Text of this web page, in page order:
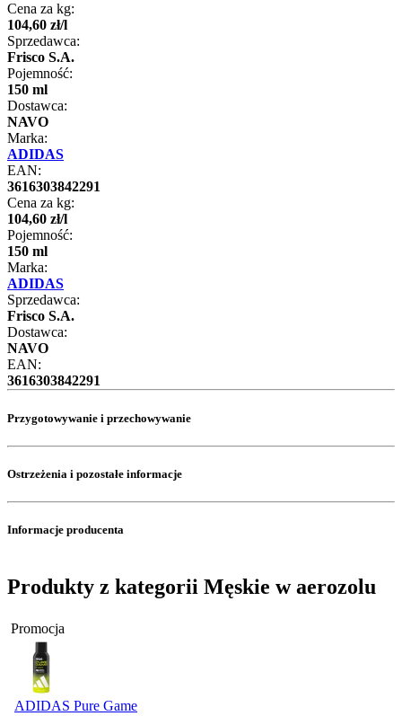
Cena za kg:
104,60 zł/l
Sprzedawca:
Frisco S.A.
Pojemność:
150 ml
Dostawca:
NAVO
Marka:
ADIDAS
EAN:
3616303842291
Cena za kg:
104,60 zł/l
Pojemność:
150 ml
Marka:
ADIDAS
Sprzedawca:
Frisco S.A.
Dostawca:
NAVO
EAN:
3616303842291
Przygotowywanie i przechowywanie
Ostrzeżenia i pozostałe informacje
Informacje producenta
Produkty z kategorii Męskie w aerozolu
Promocja
ADIDAS Pure Game